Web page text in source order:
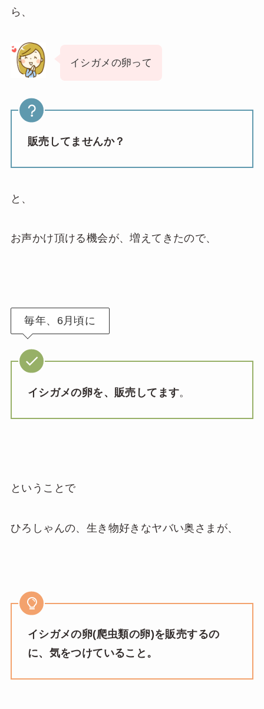
ら、
イシガメの卵って
販売してませんか？
と、
お声かけ頂ける機会が、増えてきたので、
毎年、6月頃に
イシガメの卵を、販売してます。
ということで
ひろしゃんの、生き物好きなヤバい奥さまが、
イシガメの卵(爬虫類の卵)を販売するの
に、気をつけていること。